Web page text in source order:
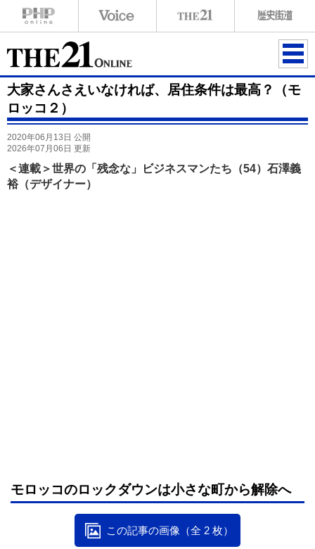
ME
NU
大家さんさえいなければ、居住条件は最高？（モ
ロッコ２）
2020年06月13日 公開
2026年07月06日 更新
＜連載＞世界の「残念な」ビジネスマンたち（54）石澤義
裕（デザイナー）
モロッコのロックダウンは小さな町から解除へ
この記事の画像（全 2 枚）